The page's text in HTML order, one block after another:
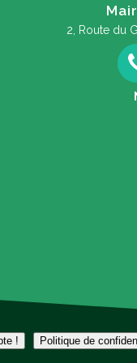
2, Route du
! Politique de